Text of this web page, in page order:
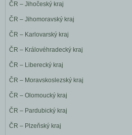
ČR – Jihočeský kraj
ČR – Jihomoravský kraj
ČR – Karlovarský kraj
ČR – Královéhradecký kraj
ČR – Liberecký kraj
ČR – Moravskoslezský kraj
ČR – Olomoucký kraj
ČR – Pardubický kraj
ČR – Plzeňský kraj